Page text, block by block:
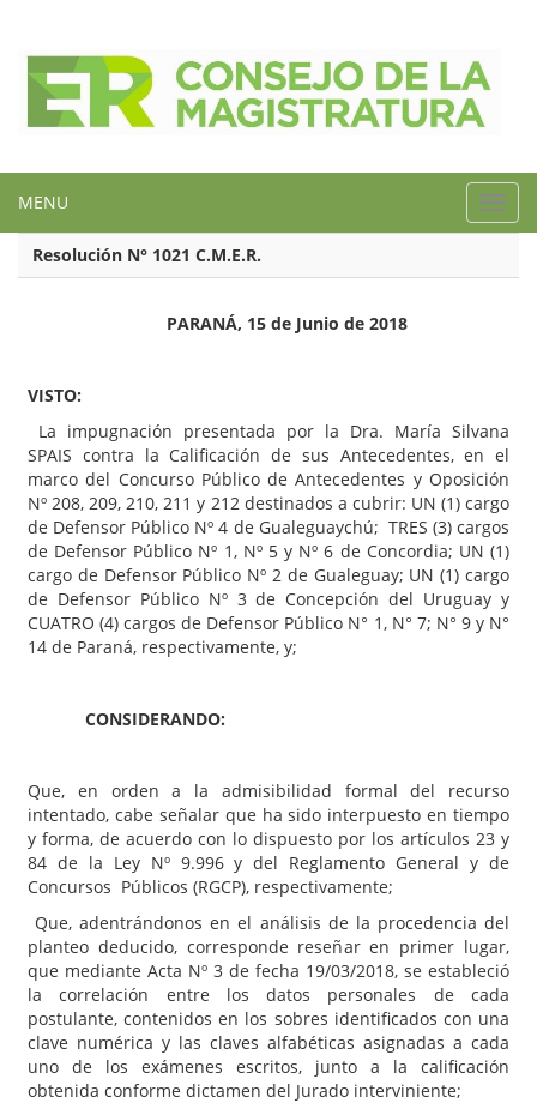
MENU
Resolución N° 1021 C.M.E.R.
PARANÁ, 15 de Junio de 2018
VISTO:
La impugnación presentada por la Dra. María Silvana
SPAIS contra la Calificación de sus Antecedentes, en el
marco del Concurso Público de Antecedentes y Oposición
Nº 208, 209, 210, 211 y 212 destinados a cubrir: UN (1) cargo
de Defensor Público Nº 4 de Gualeguaychú; TRES (3) cargos
de Defensor Público Nº 1, Nº 5 y Nº 6 de Concordia; UN (1)
cargo de Defensor Público Nº 2 de Gualeguay; UN (1) cargo
de Defensor Público Nº 3 de Concepción del Uruguay y
CUATRO (4) cargos de Defensor Público N° 1, N° 7; N° 9 y N°
14 de Paraná, respectivamente, y;
CONSIDERANDO:
Que, en orden a la admisibilidad formal del recurso
intentado, cabe señalar que ha sido interpuesto en tiempo
y forma, de acuerdo con lo dispuesto por los artículos 23 y
84 de la Ley Nº 9.996 y del Reglamento General y de
Concursos Públicos (RGCP), respectivamente;
Que, adentrándonos en el análisis de la procedencia del
planteo deducido, corresponde reseñar en primer lugar,
que mediante Acta Nº 3 de fecha 19/03/2018, se estableció
la correlación entre los datos personales de cada
postulante, contenidos en los sobres identificados con una
clave numérica y las claves alfabéticas asignadas a cada
uno de los exámenes escritos, junto a la calificación
obtenida conforme dictamen del Jurado interviniente;